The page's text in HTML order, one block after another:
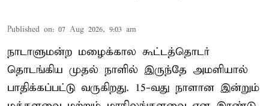
Published on: 07 Aug 2026, 9:03 am
நாடாளுமன்ற மழைக்கால கூட்டத்தொடர்
தொடங்கிய முதல் நாளில் இருந்தே அமளியால்
பாதிக்கப்பட்டு வருகிறது. 15-வது நாளான இன்றும்